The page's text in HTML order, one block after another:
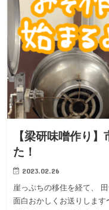
【梁研味噌作り
た！
2023.02.26
崖っぷちの移住を経て、
面白おかしくお送りします